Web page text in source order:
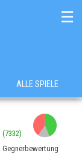
☰
ALLE SPIELE
(7332)
Gegnerbewertung